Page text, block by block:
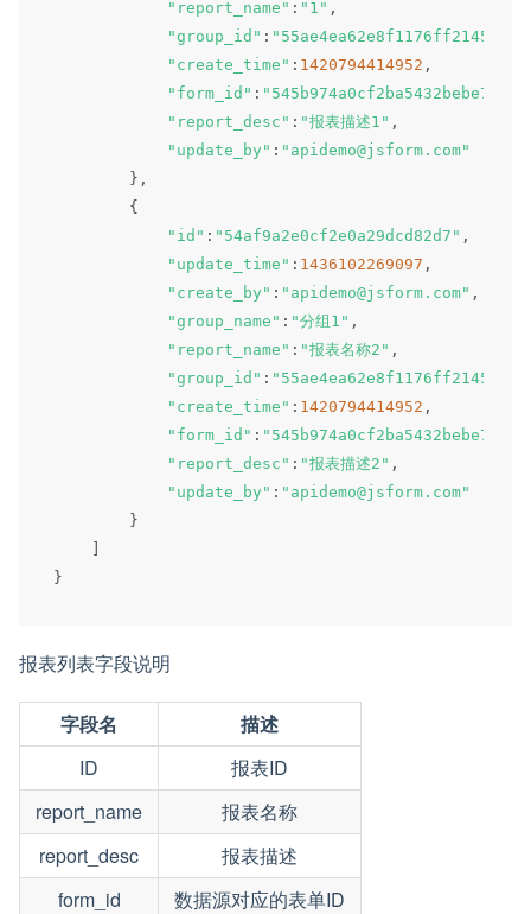
"report_name" : "1" ,
"group_id" : "55ae4ea62e8f1176ff214540"
"create_time" : 1420794414952 ,
"form_id" : "545b974a0cf2ba5432bebe75"
"report_desc" : "报表描述1" ,
"update_by" : "apidemo@jsform.com"
} ,
{
"id" : "54af9a2e0cf2e0a29dcd82d7" ,
"update_time" : 1436102269097 ,
"create_by" : "apidemo@jsform.com" ,
"group_name" : "分组1" ,
"report_name" : "报表名称2" ,
"group_id" : "55ae4ea62e8f1176ff214540"
"create_time" : 1420794414952 ,
"form_id" : "545b974a0cf2ba5432bebe75"
"report_desc" : "报表描述2" ,
"update_by" : "apidemo@jsform.com"
}
}
报表列表字段说明
字段名
描述
ID
报表ID
report_name
报表名称
report_desc
报表描述
form_id
数据源对应的表单ID